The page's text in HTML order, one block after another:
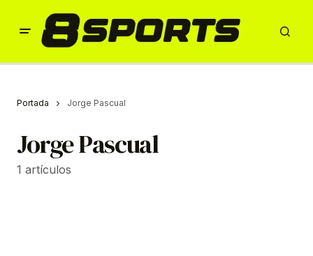
Portada Jorge Pascual
Jorge Pascual
1 artículos